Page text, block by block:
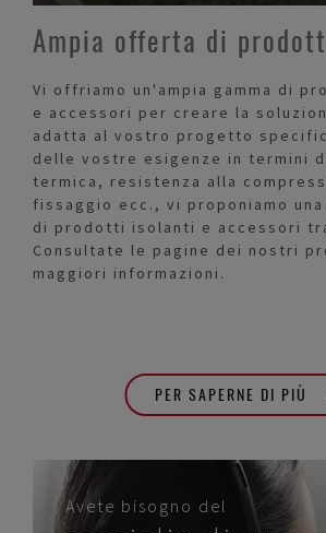
Ampia offerta di
Vi offriamo un'ampia gamma di
e accessori per creare la
adatta al vostro progetto
delle vostre esigenze in termini
termica, resistenza alla
fissaggio ecc., vi proponiamo una
di prodotti isolanti e accessori
Consultate le pagine dei nostri
maggiori informazioni.
PER SAPERNE DI PIÙ
Avete bisogno del